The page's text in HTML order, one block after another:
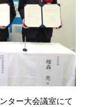
ター大会議室にて